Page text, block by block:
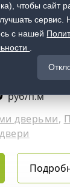
137
руб/п.м
дверьми,
чтобы сайт
сервис.
с нашей